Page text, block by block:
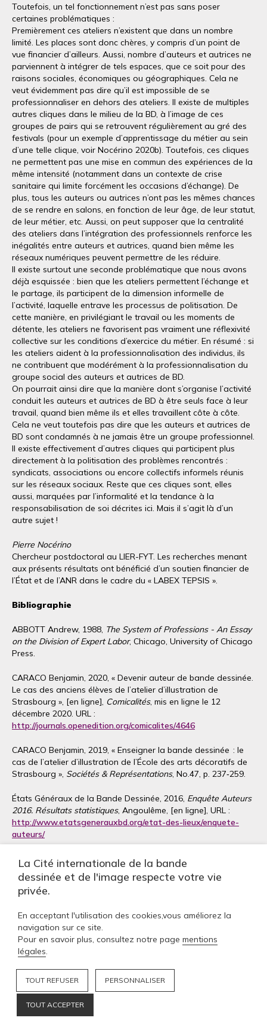
Toutefois, un tel fonctionnement n’est pas sans poser
certaines problématiques :
Premièrement ces ateliers n’existent que dans un nombre
limité. Les places sont donc chères, y compris d’un point de
vue financier d’ailleurs. Aussi, nombre d’auteurs et autrices ne
parviennent à intégrer de tels espaces, que ce soit pour des
raisons sociales, économiques ou géographiques. Cela ne
veut évidemment pas dire qu’il est impossible de se
professionnaliser en dehors des ateliers. Il existe de multiples
autres cliques dans le milieu de la BD, à l’image de ces
groupes de pairs qui se retrouvent régulièrement au gré des
festivals (pour un exemple d’apprentissage du métier au sein
d’une telle clique, voir Nocérino 2020b). Toutefois, ces cliques
ne permettent pas une mise en commun des expériences de la
même intensité (notamment dans un contexte de crise
sanitaire qui limite forcément les occasions d’échange). De
plus, tous les auteurs ou autrices n’ont pas les mêmes chances
de se rendre en salons, en fonction de leur âge, de leur statut,
de leur métier, etc. Aussi, on peut supposer que la centralité
des ateliers dans l’intégration des professionnels renforce les
inégalités entre auteurs et autrices, quand bien même les
réseaux numériques peuvent permettre de les réduire.
Il existe surtout une seconde problématique que nous avons
déjà esquissée : bien que les ateliers permettent l’échange et
le partage, ils participent de la dimension informelle de
l’activité, laquelle entrave les processus de politisation. De
cette manière, en privilégiant le travail ou les moments de
détente, les ateliers ne favorisent pas vraiment une réflexivité
collective sur les conditions d’exercice du métier. En résumé : si
les ateliers aident à la professionnalisation des individus, ils
ne contribuent que modérément à la professionnalisation du
groupe social des auteurs et autrices de BD.
On pourrait ainsi dire que la manière dont s’organise l’activité
conduit les auteurs et autrices de BD à être seuls face à leur
travail, quand bien même ils et elles travaillent côte à côte.
Cela ne veut toutefois pas dire que les auteurs et autrices de
BD sont condamnés à ne jamais être un groupe professionnel.
Il existe effectivement d’autres cliques qui participent plus
directement à la politisation des problèmes rencontrés :
syndicats, associations ou encore collectifs informels réunis
sur les réseaux sociaux. Reste que ces cliques sont, elles
aussi, marquées par l’informalité et la tendance à la
responsabilisation de soi décrites ici. Mais il s’agit là d’un
autre sujet !
Pierre Nocérino
Chercheur postdoctoral au LIER-FYT. Les recherches menant
aux présents résultats ont bénéficié d’un soutien financier de
l’État et de l’ANR dans le cadre du « LABEX TEPSIS ».
Bibliographie
ABBOTT Andrew, 1988, The System of Professions - An Essay
on the Division of Expert Labor, Chicago, University of Chicago
Press.
CARACO Benjamin, 2020, « Devenir auteur de bande dessinée.
Le cas des anciens élèves de l’atelier d’illustration de
Strasbourg », [en ligne], Comicalités, mis en ligne le 12
décembre 2020. URL :
http://journals.openedition.org/comicalites/4646
CARACO Benjamin, 2019, « Enseigner la bande dessinée : le
cas de l’atelier d’illustration de l’École des arts décoratifs de
Strasbourg », Sociétés & Représentations, No.47, p. 237‑259.
États Généraux de la Bande Dessinée, 2016, Enquête Auteurs
2016. Résultats statistiques, Angoulême, [en ligne], URL :
http://www.etatsgenerauxbd.org/etat-des-lieux/enquete-
auteurs/
FINE Gary Alan, 2018, Talking art : the culture of practice and
the practice of culture in MFA education, Chicago, The
University of Chicago Press.
Edinburgh, University of Edinburgh, 1956.
JOLY Frédérique, 2016,Élève en école d’art, entre amateur et
professionnel : une enquête de terrain au cœur des écoles d’art
françaises, Paris, L’Harmattan.
KOHN Jessica, 2018,« Travailler dans les Petits Mickeys » : les
dessinateurs-illustrateurs en France et en Belgique de 1945 à
1968, Thèse d’Histoire, sous la direction de L. Martin et de J.-P.
La Cité internationale de la bande
dessinée et de l'image respecte votre vie
privée.
En acceptant l'utilisation des cookies,vous améliorez la
navigation sur ce site.
Pour en savoir plus, consultez notre page mentions
légales.
TOUT REFUSER PERSONNALISER
TOUT ACCEPTER